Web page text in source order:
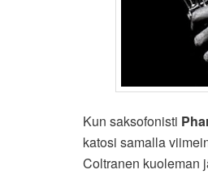
Kun saksofonisti
katosi samalla
Coltranen kuoleman